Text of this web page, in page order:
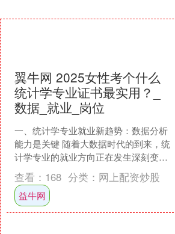
翼牛网 2025女性考个什么
统计学专业证书最实用？_
数据_就业_岗位
一、统计学专业就业新趋势：数据分析
能力是关键 随着大数据时代的到来，统
计学专业的就业方向正在发生深刻变
革。传统统计岗位逐渐减少，而"统计+数
据分析"复合型人才成....
查看： 168 分类： 网上配资炒股
益牛网